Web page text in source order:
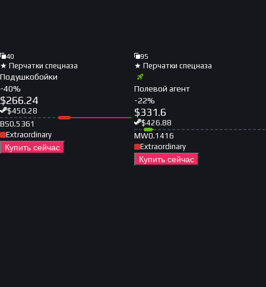
40
★ Перчатки спецназа
Подушкобойки
-40%
$266.24
$450.28
BS0.5361
Extraordinary
Купить сейчас
95
★ Перчатки спецназа
Полевой агент
-22%
$331.6
$426.88
MW0.1416
Extraordinary
Купить сейчас